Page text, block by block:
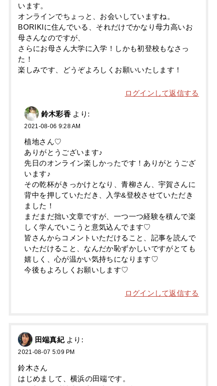
います。
オンラインでちょっと、お会いしていますね。
BORIKIに住んでいる、それだけでかなり母力高いお
母さんなのですが、
さらにお母さん大学に入学！しかも初登校もなさっ
た！
楽しみです、どうぞよろしくお願いいたします！
ログインして返信する
鈴木彩香 より:
2021-08-06 9:28 AM
植地さん♡
ありがとうございます♪
先日のオンライン楽しかったです！ありがとうござ
います♪
その乾杯がきっかけとなり、青柳さん、宇賀さんに
背中を押していただき、入学&登校させていただき
ました！
まだまだ拙い文章ですが、一つ一つ経験を積んで楽
しく学んでいこうと意気込んでます♡
皆さんからコメントいただけること、記事を読んで
いただけること、なんだか恥ずかしいですがとても
嬉しく、心が温かい気持ちになります♡
今後もよろしくお願いします♡
ログインして返信する
田端真紀 より:
2021-08-07 5:09 PM
鈴木さん
はじめまして、横浜の田端です。